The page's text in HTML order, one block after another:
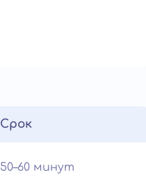
Срок
50–60 минут